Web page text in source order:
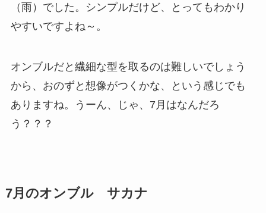
（雨）でした。シンプルだけど、とってもわかり
やすいですよね～。
オンブルだと繊細な型を取るのは難しいでしょう
から、おのずと想像がつくかな、という感じでも
ありますね。うーん、じゃ、7月はなんだろ
う？？？
7月のオンブル サカナ